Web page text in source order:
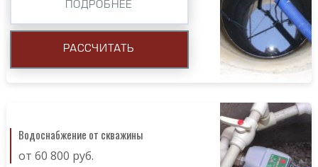
ПОДРОБНЕЕ
РАССЧИТАТЬ
Водоснабжение от скважины
от 60 800 руб.